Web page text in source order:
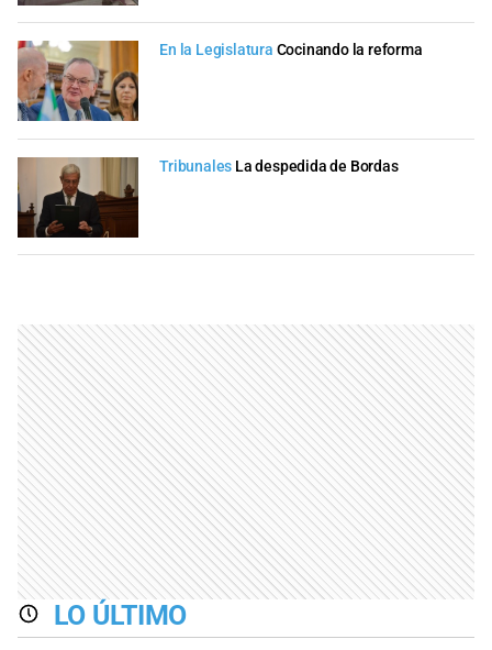
En la Legislatura Cocinando la reforma
Tribunales La despedida de Bordas
LO ÚLTIMO